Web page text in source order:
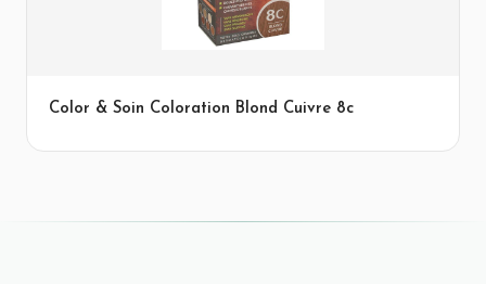
Color & Soin Coloration Blond Cuivre 8c